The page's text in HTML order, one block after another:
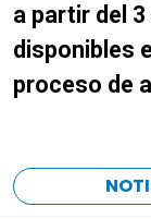
a partir del
disponibles
proceso de